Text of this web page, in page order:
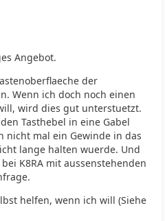
Angebot.
der
Wenn ich doch noch einen
wird dies gut unterstuetzt.
Tasthebel in eine Gabel
nicht mal ein Gewinde in das
lange halten wuerde. Und
K8RA mit aussenstehenden
helfen, wenn ich will (Siehe